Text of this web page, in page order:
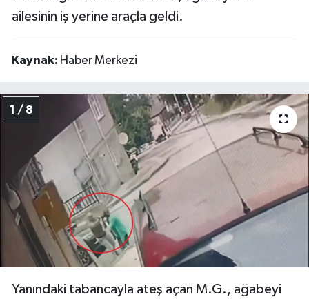
ailesinin iş yerine araçla geldi.
Kaynak: Haber Merkezi
1 / 8
Yanındaki tabancayla ateş açan M.G., ağabeyi